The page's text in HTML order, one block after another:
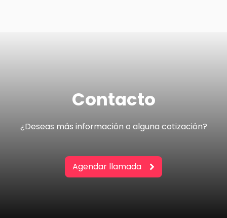
Contacto
¿Deseas más información o alguna cotización?
Agendar llamada